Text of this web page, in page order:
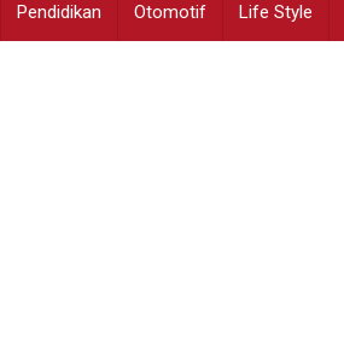
Pendidikan Otomotif Life Style